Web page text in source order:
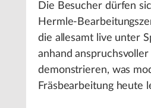
Die Besucher dürfen
Hermle-
die allesamt live unter
anhand
demonstrieren, was
Fräsbearbeitung heute